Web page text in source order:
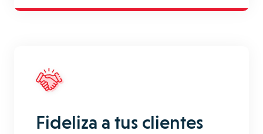
Fideliza a tus clientes